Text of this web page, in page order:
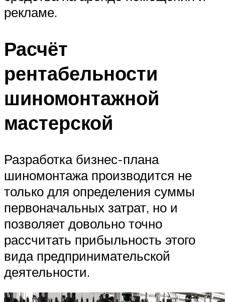
рекламе.
Расчёт
рентабельности
шиномонтажной
мастерской
Разработка бизнес-плана
шиномонтажа производится не
только для определения суммы
первоначальных затрат, но и
позволяет довольно точно
рассчитать прибыльность этого
вида предпринимательской
деятельности.